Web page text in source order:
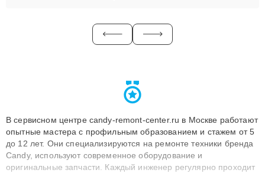
В сервисном центре candy-remont-center.ru в Москве работают
опытные мастера с профильным образованием и стажем от 5
до 12 лет. Они специализируются на ремонте техники бренда
Candy, используют современное оборудование и
оригинальные запчасти. Каждый инженер регулярно проходит